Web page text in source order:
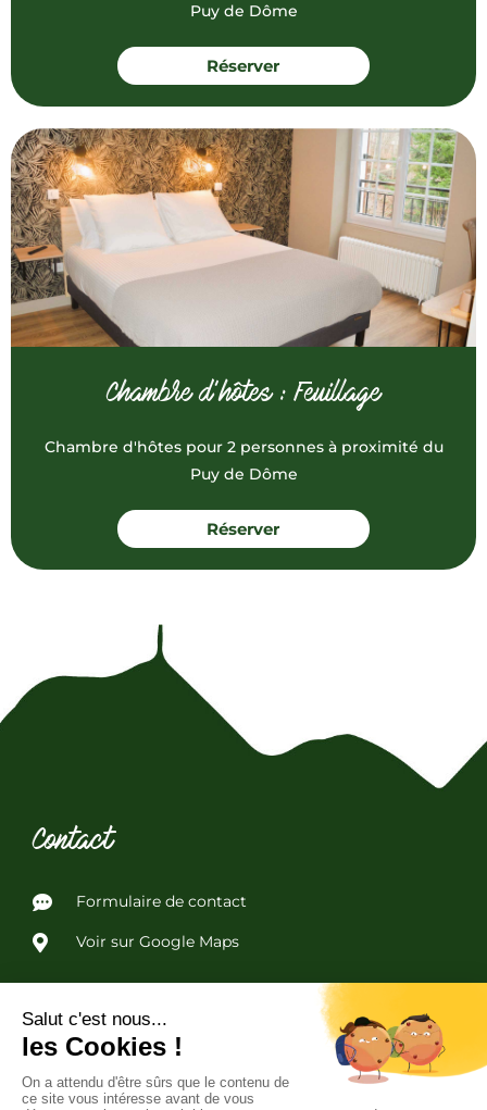
Puy de Dôme
Réserver
Chambre d’hôtes : Feuillage
Chambre d'hôtes pour 2 personnes à proximité du
Puy de Dôme
Réserver
Contact
Formulaire de contact
Voir sur Google Maps
Liens utiles
Politique de confidentialité